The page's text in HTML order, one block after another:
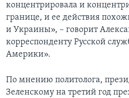
концентрировала и
границе, и ее действия
и Украины», – говорит
корреспонденту Русской
Америки».
По мнению политолога,
Зеленскому на третий год